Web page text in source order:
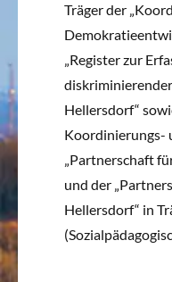
Träger der
„Register zur
Hellersdorf“
Koordinierungs-
„Partnerschaft
und der
Hellersdorf“ in